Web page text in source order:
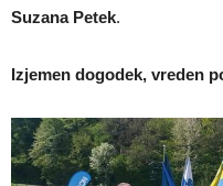
Suzana Petek.
Izjemen dogodek, vreden